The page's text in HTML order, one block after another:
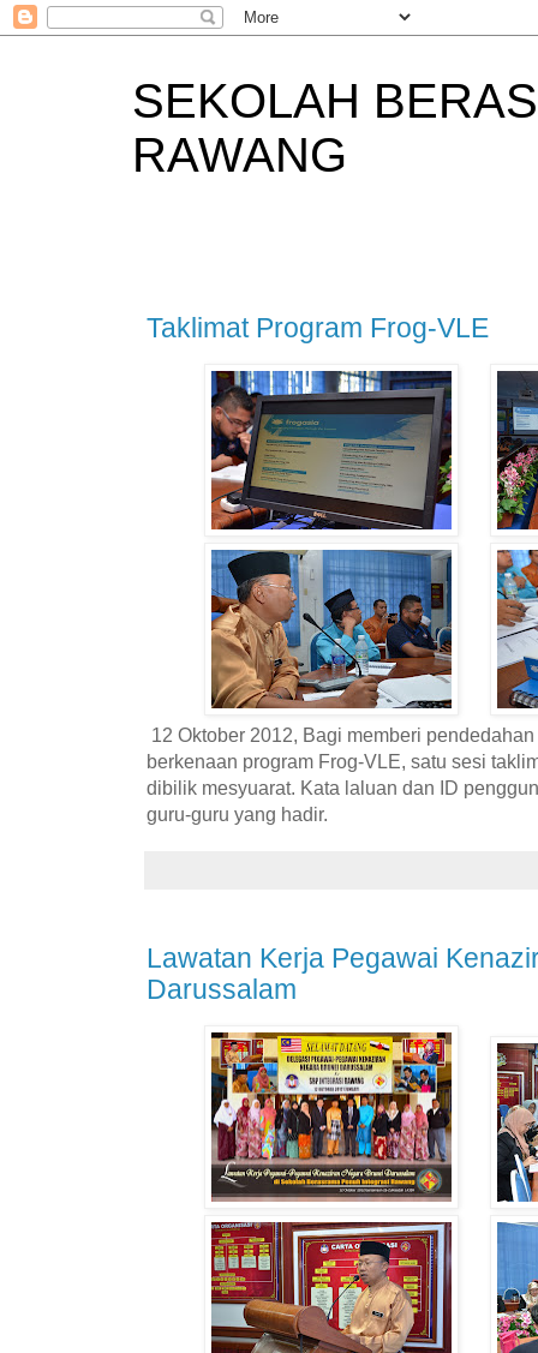
SEKOLAH
RAWANG
Taklimat Program Frog-VLE
12 Oktober 2012, Bagi memberi
berkenaan program Frog-VLE, satu sesi
dibilik mesyuarat. Kata laluan dan ID
guru-guru yang hadir.
Lawatan Kerja Pegawai
Darussalam